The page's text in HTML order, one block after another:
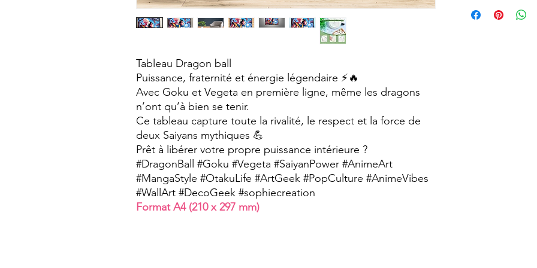
Tableau Dragon ball
Puissance, fraternité et énergie légendaire ⚡🔥
Avec Goku et Vegeta en première ligne, même les dragons
n’ont qu’à bien se tenir.
Ce tableau capture toute la rivalité, le respect et la force de
deux Saiyans mythiques 💪
Prêt à libérer votre propre puissance intérieure ?
#DragonBall #Goku #Vegeta #SaiyanPower #AnimeArt
#MangaStyle #OtakuLife #ArtGeek #PopCulture #AnimeVibes
#WallArt #DecoGeek #sophiecreation
Format A4 (210 x 297 mm)
vintage.
proposons en